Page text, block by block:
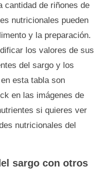
cantidad de riñones de
nutricionales pueden
y la preparación.
los valores de sus
del sargo y los
esta tabla son
en las imágenes de
si quieres ver
nutricionales del
sargo con otros